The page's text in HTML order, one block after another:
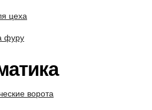
цеха
фуру
ворота